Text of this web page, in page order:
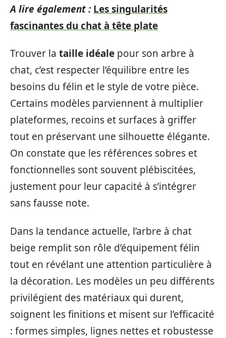
A lire également : Les singularités
fascinantes du chat à tête plate
Trouver la taille idéale pour son arbre à
chat, c’est respecter l’équilibre entre les
besoins du félin et le style de votre pièce.
Certains modèles parviennent à multiplier
plateformes, recoins et surfaces à griffer
tout en préservant une silhouette élégante.
On constate que les références sobres et
fonctionnelles sont souvent plébiscitées,
justement pour leur capacité à s’intégrer
sans fausse note.
Dans la tendance actuelle, l’arbre à chat
beige remplit son rôle d’équipement félin
tout en révélant une attention particulière à
la décoration. Les modèles un peu différents
privilégient des matériaux qui durent,
soignent les finitions et misent sur l’efficacité
: formes simples, lignes nettes et robustesse